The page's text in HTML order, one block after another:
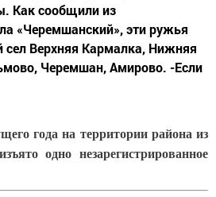
Как сообщили из
«Черемшанский», эти ружья
сел Верхняя Кармалка, Нижняя
Черемшан, Амирово. -Если
года на территории района из
одно незарегистрированное